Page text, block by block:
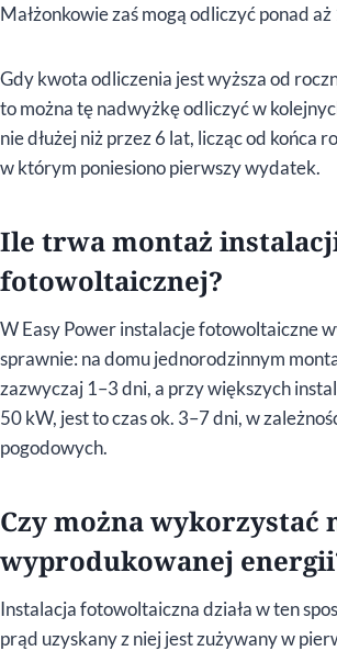
Małżonkowie zaś mogą odliczyć ponad aż
Gdy kwota odliczenia jest wyższa od
to można tę nadwyżkę odliczyć w
nie dłużej niż przez 6 lat, licząc od końca
w którym poniesiono pierwszy wydatek.
Ile trwa montaż
fotowoltaicznej?
W Easy Power instalacje fotowoltaiczne
sprawnie: na domu jednorodzinnym
zazwyczaj 1–3 dni, a przy większych
50 kW, jest to czas ok. 3–7 dni, w
pogodowych.
Czy można wykorzystać
wyprodukowanej
Instalacja fotowoltaiczna działa w ten
prąd uzyskany z niej jest zużywany w